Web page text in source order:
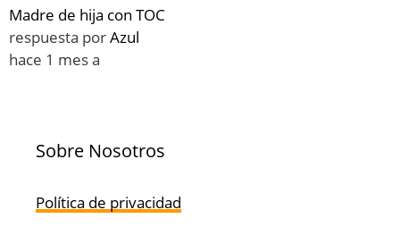
Madre de hija con TOC
respuesta porAzul
hace 1 mes a
Sobre Nosotros
Política de privacidad